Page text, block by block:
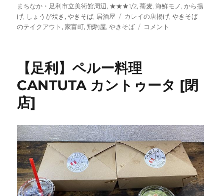
稿
日:
テ
ゴ
リ
まちなか・足利市立美術館周辺, ★★★1/2,蕎麦,海鮮モノ,から揚
げ, しょうが焼き ,やきそば, 居酒屋
タ
グ
カレイの唐揚げ,やきそば
のテイクアウト ,家富町,飛駒屋,やきそば
【足
阿
の
売
店
で
な
じ
コメント
【足利】ペルー料理
CANTUTA カントゥータ [閉
店]